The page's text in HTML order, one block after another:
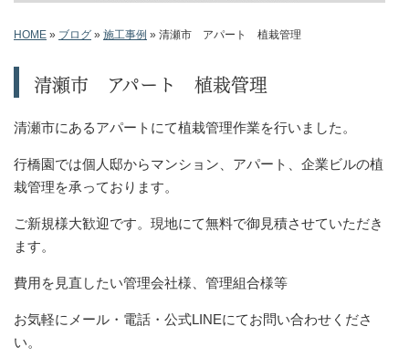
HOME » ブログ » 施工事例 » 清瀬市 アパート 植栽管理
清瀬市 アパート 植栽管理
清瀬市にあるアパートにて植栽管理作業を行いました。
行橋園では個人邸からマンション、アパート、企業ビルの植
栽管理を承っております。
ご新規様大歓迎です。現地にて無料で御見積させていただき
ます。
費用を見直したい管理会社様、管理組合様等
お気軽にメール・電話・公式LINEにてお問い合わせくださ
い。